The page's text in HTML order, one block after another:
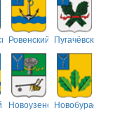
Ровенский Пугачёвский
НовоузенскийНовобурасский